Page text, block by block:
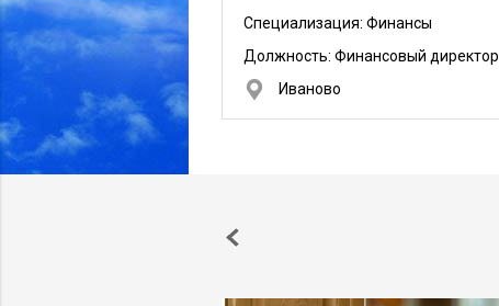
Специализация: Финансы
Должность: Финансовый директор
Иваново